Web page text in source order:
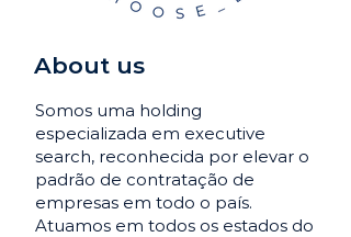
About us
Somos uma holding
especializada em executive
search, reconhecida por elevar o
padrão de contratação de
empresas em todo o país.
Atuamos em todos os estados do